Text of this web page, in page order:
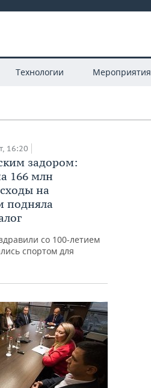
Технологии Мероприятия
16:20
задором:
166 млн
на
подняла
со 100-летием
спортом для